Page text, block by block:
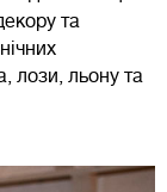
та
лози, льону та